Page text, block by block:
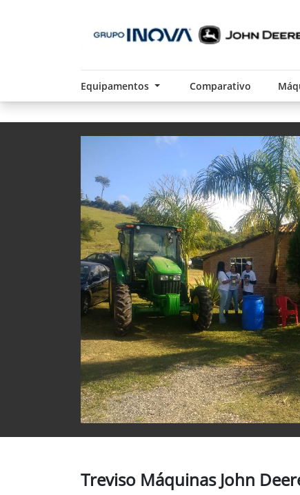
Equipamentos Comparativo
Treviso Máquinas John